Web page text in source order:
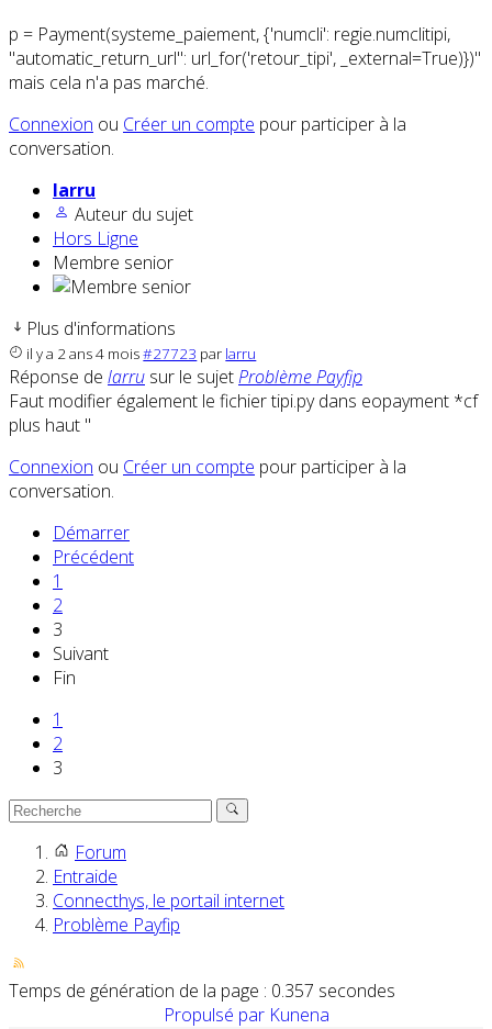
p = Payment(systeme_paiement, {'numcli': regie.numclitipi,
"automatic_return_url": url_for('retour_tipi', _external=True)})"
mais cela n'a pas marché.
Connexion ou Créer un compte pour participer à la
conversation.
larru
Auteur du sujet
Hors Ligne
Membre senior
Plus d'informations
il y a 2 ans 4 mois#27723 par larru
Réponse de larru sur le sujetProblème Payfip
Faut modifier également le fichier tipi.py dans eopayment *cf
plus haut "
Connexion ou Créer un compte pour participer à la
conversation.
Démarrer
Précédent
1
2
3
Suivant
Fin
1
2
3
Forum
Entraide
Connecthys, le portail internet
Problème Payfip
Temps de génération de la page : 0.357 secondes
Propulsé par Kunena